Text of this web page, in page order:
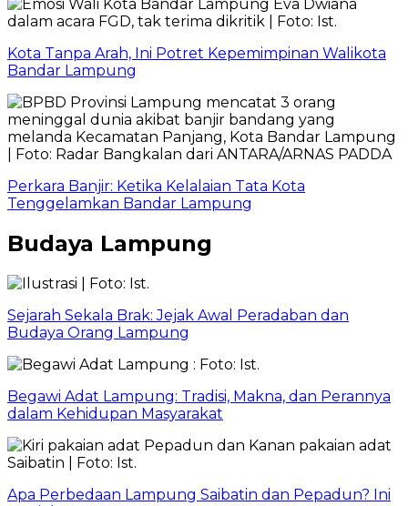
Kota Tanpa Arah, Ini Potret Kepemimpinan Walikota
Bandar Lampung
Perkara Banjir: Ketika Kelalaian Tata Kota
Tenggelamkan Bandar Lampung
Budaya Lampung
Sejarah Sekala Brak: Jejak Awal Peradaban dan
Budaya Orang Lampung
Begawi Adat Lampung: Tradisi, Makna, dan Perannya
dalam Kehidupan Masyarakat
Apa Perbedaan Lampung Saibatin dan Pepadun? Ini